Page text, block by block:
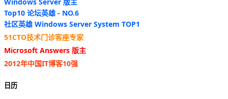
Top10 论坛英雄 - NO.6
社区英雄 Windows Server System TOP1
51CTO技术门诊客座专家
Microsoft Answers 版主
2012年中国IT博客10强
日历